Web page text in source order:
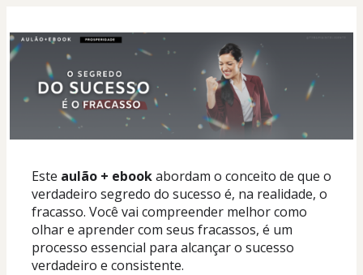
Este aulão + ebook abordam o conceito de que o
verdadeiro segredo do sucesso é, na realidade, o
fracasso. Você vai compreender melhor como
olhar e aprender com seus fracassos, é um
processo essencial para alcançar o sucesso
verdadeiro e consistente.